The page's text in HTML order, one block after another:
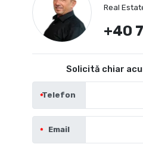
Real
+40
Solicită chiar
Telefon
Email